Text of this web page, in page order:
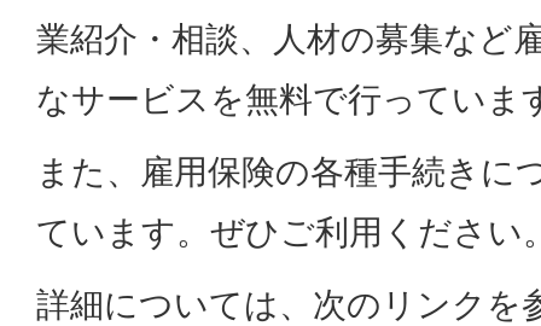
業紹介・相談、人材の募集など
なサービスを無料で行っていま
また、雇用保険の各種手続きに
ています。ぜひご利用ください
詳細については、次のリンクを